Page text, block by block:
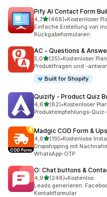
Pify AI Contact Form
4,7von 5 Sternen
(468)
468 Rezensionen
•Kostenloser
Einfache Erstellung von
Rückgabeformularen
AC ‑ Questions &
5,0von 5 Sternen
(25)
25 Rezensionen insgesamt
•Kostenloser
Produktfragen und -
Built for Shopify
Quizify ‑ Product Quiz
4,6von 5 Sternen
(82)
82 Rezensionen insgesamt
•Kostenloser
Produktempfehlungs-
Madgic COD Form &
4,6von 5 Sternen
(19)
19 Rezensionen insgesamt
•Kostenlose
Dropshipping mit
WhatsApp-OTP
O: Chat buttons &
4,9von 5 Sternen
(248)
248 Rezensionen insgesamt
•Kostenlos
Leads generieren:
Kontaktformular